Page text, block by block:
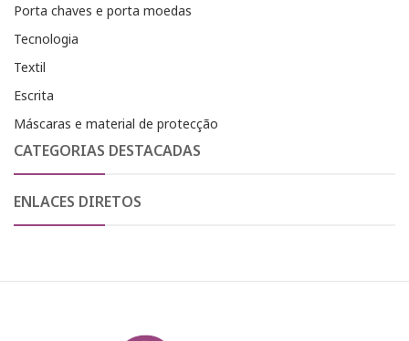
Porta chaves e porta moedas
Tecnologia
Textil
Escrita
Máscaras e material de protecção
CATEGORIAS DESTACADAS
ENLACES DIRETOS